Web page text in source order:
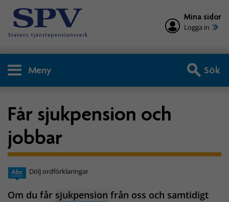
Mina sidor
Logga in
Meny Sök
Får sjukpension och
jobbar
Dölj ordförklaringar
Om du får sjukpension från oss och samtidigt